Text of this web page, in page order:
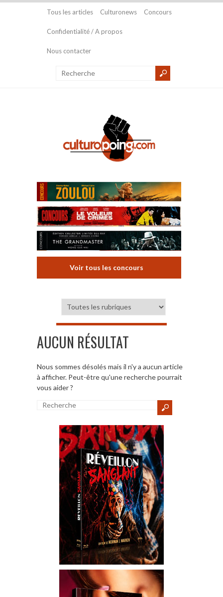
Tous les articles Culturonews Concours
Confidentialité / A propos
Nous contacter
Voir tous les concours
AUCUN RÉSULTAT
Nous sommes désolés mais il n'y a aucun article
à afficher. Peut-être qu'une recherche pourrait
vous aider ?